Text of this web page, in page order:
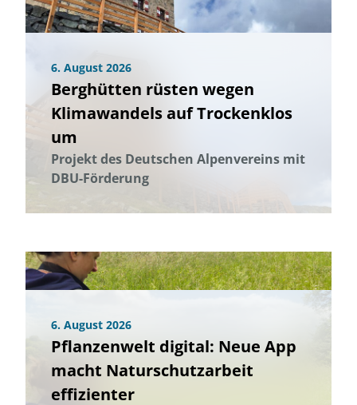
6. August 2026
Berghütten rüsten wegen
Klimawandels auf Trockenklos
um
Projekt des Deutschen Alpenvereins mit
DBU-Förderung
6. August 2026
Pflanzenwelt digital: Neue App
macht Naturschutzarbeit
effizienter